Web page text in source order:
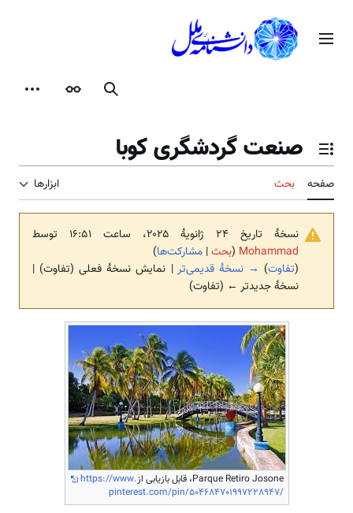
محتوامنوی اصلی
جستجوظاهر
تغییر وضعیت فهرست محتویات
صنعت گردشگری کوبا
صفحه بحث ابزارها
نسخهٔ تاریخ ‏۲۴ ژانویهٔ ۲۰۲۵، ساعت ۱۶:۵۱ توسط
Mohammad
(بحث| مشارکت‌ها)
(تفاوت) → نسخهٔ قدیمی‌تر | نمایش نسخهٔ فعلی (تفاوت) |
نسخهٔ جدیدتر ← (تفاوت)
Parque Retiro Josone، قابل بازیابی از
https://www.
pinterest.com/pin/504684701997228947/